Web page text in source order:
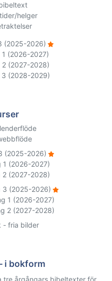
helger
(2025-2026)
1 (2026-2027)
(2027-2028)
(2028-2029)
(2025-2026)
(2026-2027)
2 (2027-2028)
(2025-2026)
1 (2026-2027)
2 (2027-2028)
- fria bilder
i bokform